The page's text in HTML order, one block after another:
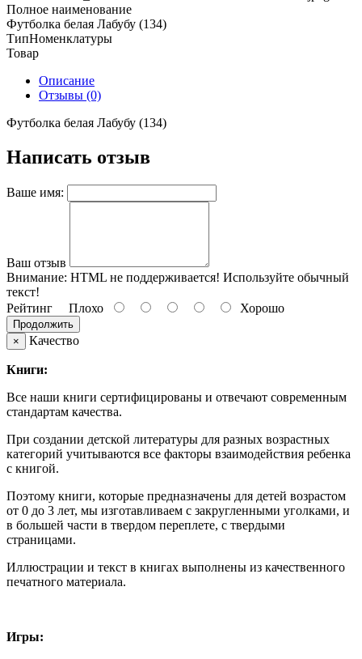
Полное наименование
Футболка белая Лабубу (134)
ТипНоменклатуры
Товар
Описание
Отзывы (0)
Футболка белая Лабубу (134)
Написать отзыв
Ваше имя:
Ваш отзыв
Внимание: HTML не поддерживается! Используйте обычный
текст!
Рейтинг Плохо Хорошо
Продолжить
×
Качество
Книги:
Все наши книги сертифицированы и отвечают современным
стандартам качества.
При создании детской литературы для разных возрастных
категорий учитываются все факторы взаимодействия ребенка
с книгой.
Поэтому книги, которые предназначены для детей возрастом
от 0 до 3 лет, мы изготавливаем с закругленными уголками, и
в большей части в твердом переплете, с твердыми
страницами.
Иллюстрации и текст в книгах выполнены из качественного
печатного материала.
Игры: